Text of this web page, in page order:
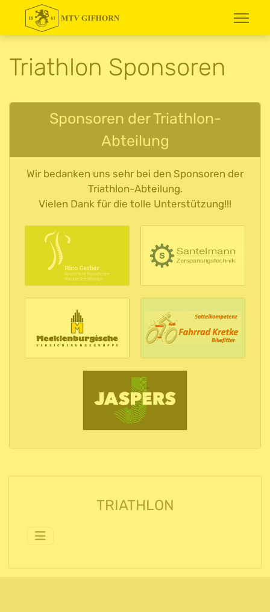
Triathlon Sponsoren
Sponsoren der Triathlon-
Abteilung
Wir bedanken uns sehr bei den Sponsoren der
Triathlon-Abteilung.
Vielen Dank für die tolle Unterstützung!!!
TRIATHLON